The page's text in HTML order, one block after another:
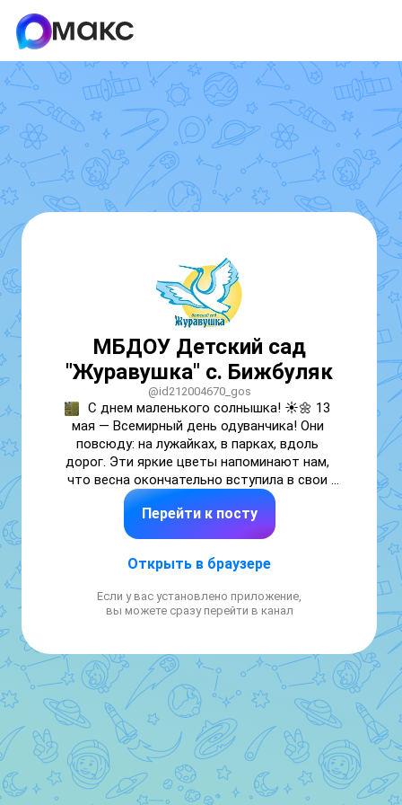
МБДОУ Детский сад
"Журавушка" с. Бижбуляк
@id212004670_gos
С днем маленького солнышка! ☀️🌼 13
мая — Всемирный день одуванчика! Они
повсюду: на лужайках, в парках, вдоль
дорог. Эти яркие цветы напоминают нам,
что весна окончательно вступила в свои
права. Одуванчик — это не просто сорняк, а
символ силы, стойкости и радости!
Давайте сегодня вдохнем аромат весны и
#Природа #Позитив
Перейти к посту
Открыть в браузере
Если у вас установлено приложение,
вы можете сразу перейти в канал